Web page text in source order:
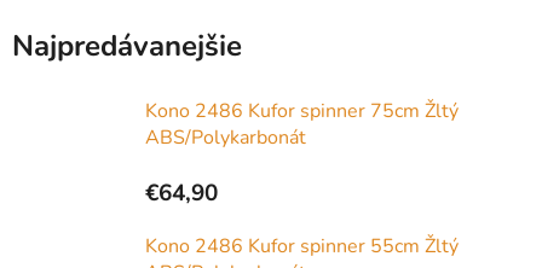
Najpredávanejšie
Kono 2486 Kufor spinner 75cm Žltý
ABS/Polykarbonát
€64,90
Kono 2486 Kufor spinner 55cm Žltý